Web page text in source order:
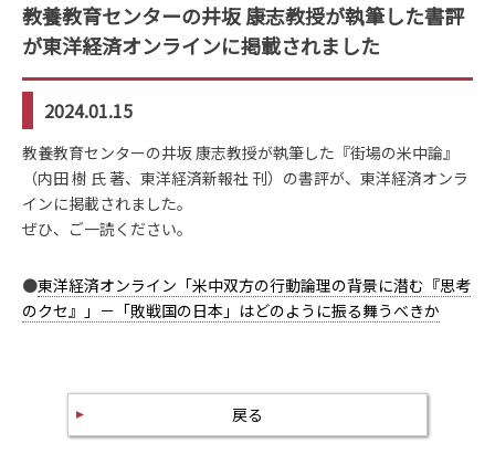
教養教育センターの井坂 康志教授が執筆した書評
が東洋経済オンラインに掲載されました
2024.01.15
教養教育センターの井坂 康志教授が執筆した『街場の米中論』
（内田 樹 氏 著、東洋経済新報社 刊）の書評が、東洋経済オンラ
インに掲載されました。
ぜひ、ご一読ください。
●東洋経済オンライン「米中双方の行動論理の背景に潜む『思考
のクセ』」－「敗戦国の日本」はどのように振る舞うべきか
戻る